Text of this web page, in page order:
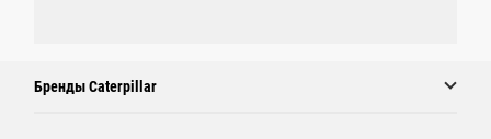
Бренды Caterpillar